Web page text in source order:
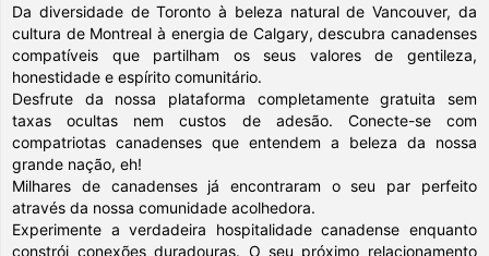
Da diversidade de Toronto à beleza natural de Vancouver, da
cultura de Montreal à energia de Calgary, descubra canadenses
compatíveis que partilham os seus valores de gentileza,
honestidade e espírito comunitário.
Desfrute da nossa plataforma completamente gratuita sem
taxas ocultas nem custos de adesão. Conecte-se com
compatriotas canadenses que entendem a beleza da nossa
grande nação, eh!
Milhares de canadenses já encontraram o seu par perfeito
através da nossa comunidade acolhedora.
Experimente a verdadeira hospitalidade canadense enquanto
constrói conexões duradouras. O seu próximo relacionamento